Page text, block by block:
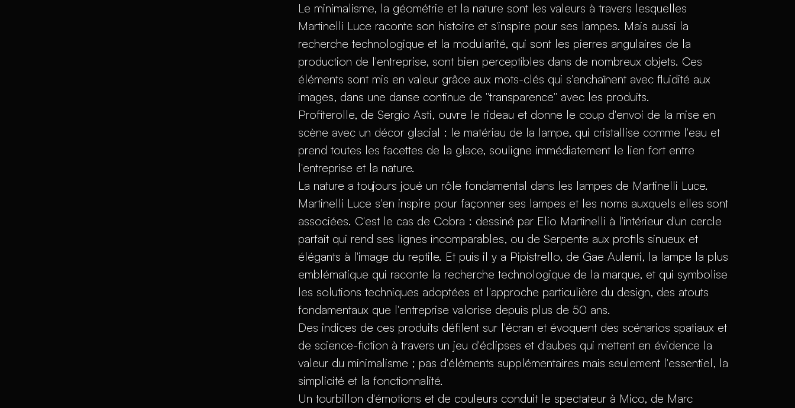
Le minimalisme, la géométrie et la nature sont les valeurs à travers lesquelles
Martinelli Luce raconte son histoire et s'inspire pour ses lampes. Mais aussi la
recherche technologique et la modularité, qui sont les pierres angulaires de la
production de l'entreprise, sont bien perceptibles dans de nombreux objets. Ces
éléments sont mis en valeur grâce aux mots-clés qui s'enchaînent avec fluidité aux
images, dans une danse continue de "transparence" avec les produits.
Profiterolle, de Sergio Asti, ouvre le rideau et donne le coup d'envoi de la mise en
scène avec un décor glacial : le matériau de la lampe, qui cristallise comme l'eau et
prend toutes les facettes de la glace, souligne immédiatement le lien fort entre
l'entreprise et la nature.
La nature a toujours joué un rôle fondamental dans les lampes de Martinelli Luce.
Martinelli Luce s'en inspire pour façonner ses lampes et les noms auxquels elles sont
associées. C'est le cas de Cobra : dessiné par Elio Martinelli à l'intérieur d'un cercle
parfait qui rend ses lignes incomparables, ou de Serpente aux profils sinueux et
élégants à l'image du reptile. Et puis il y a Pipistrello, de Gae Aulenti, la lampe la plus
emblématique qui raconte la recherche technologique de la marque, et qui symbolise
les solutions techniques adoptées et l'approche particulière du design, des atouts
fondamentaux que l'entreprise valorise depuis plus de 50 ans.
Des indices de ces produits défilent sur l'écran et évoquent des scénarios spatiaux et
de science-fiction à travers un jeu d'éclipses et d'aubes qui mettent en évidence la
valeur du minimalisme ; pas d'éléments supplémentaires mais seulement l'essentiel, la
simplicité et la fonctionnalité.
Un tourbillon d'émotions et de couleurs conduit le spectateur à Mico, de Marc